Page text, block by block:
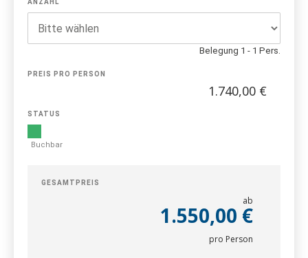
ANZAHL
Belegung 1 - 1 Pers.
PREIS PRO PERSON
1.740,00 €
STATUS
Buchbar
GESAMTPREIS
ab
1.550,00 €
pro Person